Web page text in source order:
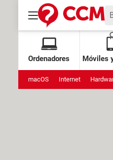
Ordenadores Móviles
macOS Internet